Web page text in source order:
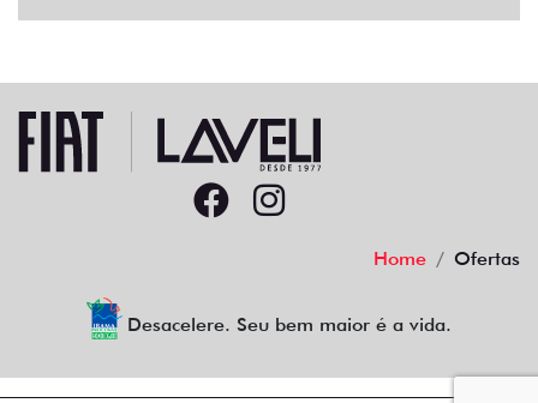
Home Ofertas
Desacelere. Seu bem maior é a vida.